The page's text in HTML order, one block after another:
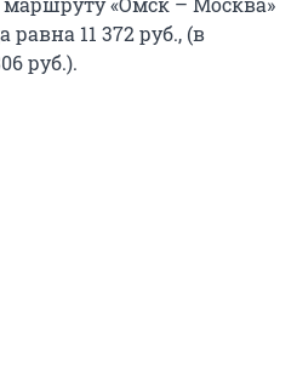
равна 11 372 руб., (в
руб.).